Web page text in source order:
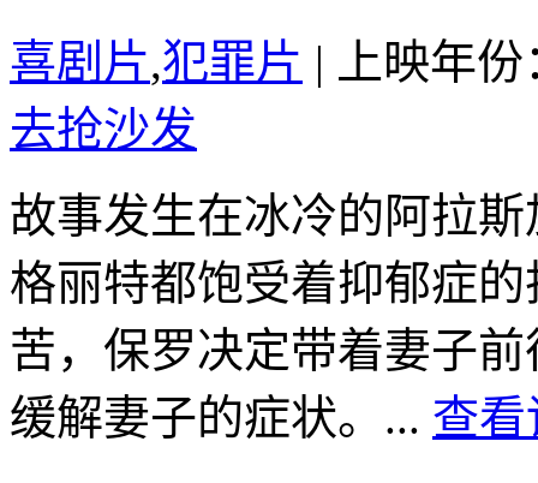
喜剧片,犯罪片 |
上映年
去抢沙发
故事发生在冰冷的阿拉
格丽特都饱受着抑郁症
苦，保罗决定带着妻子
缓解妻子的症状。... 查看